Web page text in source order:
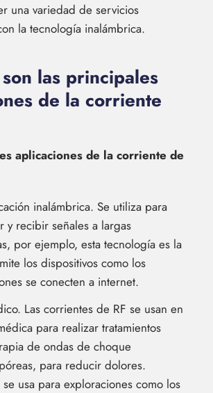
una variedad de servicios
la tecnología inalámbrica.
las principales
de la corriente
aplicaciones de la corriente de
inalámbrica. Se utiliza para
y recibir señales a largas
por ejemplo, esta tecnología es la
los dispositivos como los
se conecten a internet.
Las corrientes de RF se usan en
para realizar tratamientos
de ondas de choque
para reducir dolores.
se usa para exploraciones como los